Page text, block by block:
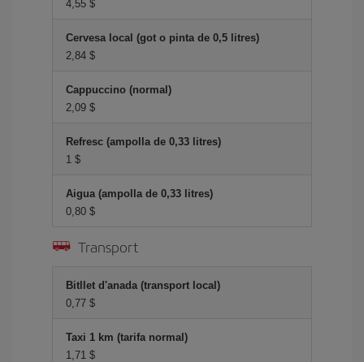
4,55 $
Cervesa local (got o pinta de 0,5 litres)
2,84 $
Cappuccino (normal)
2,09 $
Refresc (ampolla de 0,33 litres)
1 $
Aigua (ampolla de 0,33 litres)
0,80 $
Transport
Bitllet d'anada (transport local)
0,77 $
Taxi 1 km (tarifa normal)
1,71 $